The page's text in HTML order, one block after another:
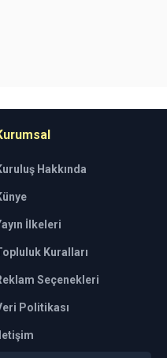
Hakkında
İlkeleri
Kuralları
Seçenekleri
Politikası